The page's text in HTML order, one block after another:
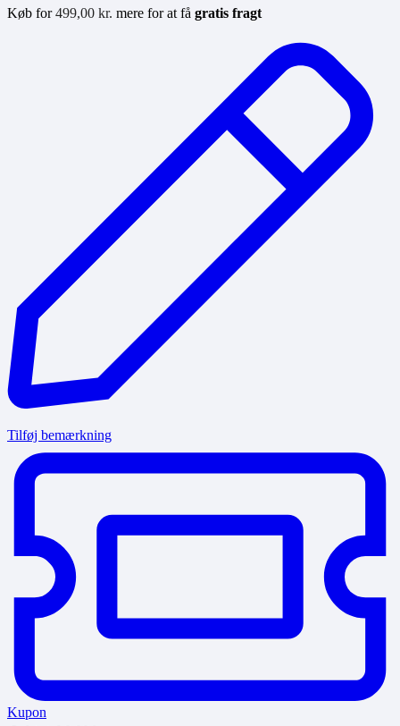
Køb for499,00 kr. mere for at få gratis fragt
Tilføj bemærkning
Kupon